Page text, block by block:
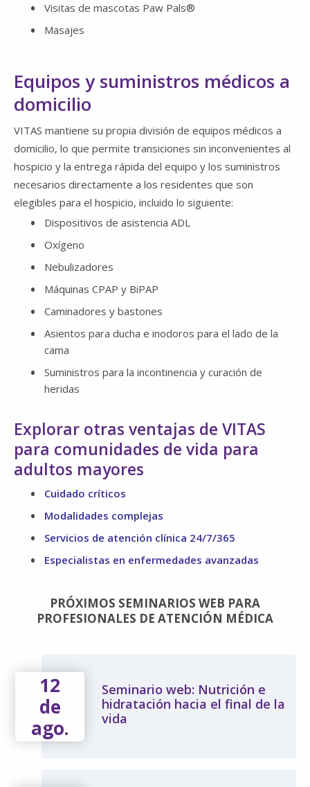
Visitas de mascotas Paw Pals®
Masajes
Equipos y suministros médicos a
domicilio
VITAS mantiene su propia división de equipos médicos a
domicilio, lo que permite transiciones sin inconvenientes al
hospicio y la entrega rápida del equipo y los suministros
necesarios directamente a los residentes que son
elegibles para el hospicio, incluido lo siguiente:
Dispositivos de asistencia ADL
Oxígeno
Nebulizadores
Máquinas CPAP y BiPAP
Caminadores y bastones
Asientos para ducha e inodoros para el lado de la
cama
Suministros para la incontinencia y curación de
heridas
Explorar otras ventajas de VITAS
para comunidades de vida para
adultos mayores
Cuidado críticos
Modalidades complejas
Servicios de atención clínica 24/7/365
Especialistas en enfermedades avanzadas
PRÓXIMOS SEMINARIOS WEB PARA
PROFESIONALES DE ATENCIÓN MÉDICA
12
de
ago.
Seminario web: Nutrición e
hidratación hacia el final de la
vida